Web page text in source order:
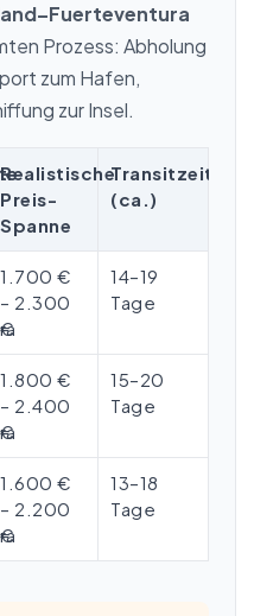
Prozess: Abholung
zum Hafen,
zur Insel.
Realistische
Preis-
Spanne
Transitzeit
(ca.)
1.700 €
– 2.300
€
14–19
Tage
1.800 €
– 2.400
€
15–20
Tage
1.600 €
– 2.200
€
13–18
Tage